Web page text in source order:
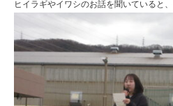
ヒイラギやイワシのお話を聞いていると